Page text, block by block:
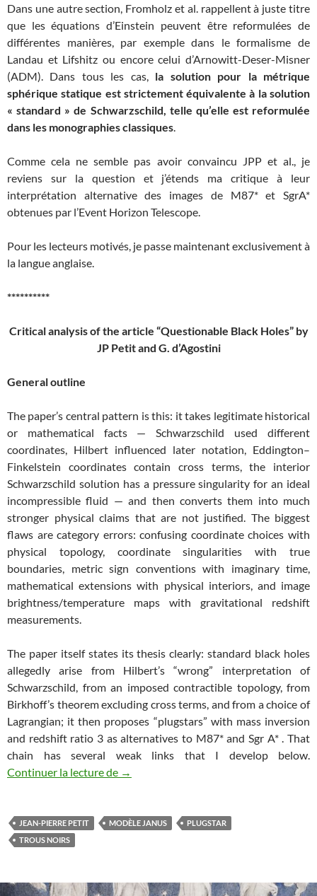
Dans une autre section, Fromholz et al. rappellent à juste titre
que les équations d’Einstein peuvent être reformulées de
différentes manières, par exemple dans le formalisme de
Landau et Lifshitz ou encore celui d’Arnowitt-Deser-Misner
(ADM). Dans tous les cas, la solution pour la métrique
sphérique statique est strictement équivalente à la solution
« standard » de Schwarzschild, telle qu’elle est reformulée
dans les monographies classiques
Comme cela ne semble pas avoir convaincu JPP et al., je
reviens sur la question et j’étends ma critique à leur
interprétation alternative des images de M87* et SgrA*
obtenues par l’Event Horizon Telescope.
Pour les lecteurs motivés, je passe maintenant exclusivement à
la langue anglaise.
**********
Critical analysis of the article “Questionable Black Holes” by
JP Petit and G. d’Agostini
General outline
The paper’s central pattern is this: it takes legitimate historical
or mathematical facts — Schwarzschild used different
coordinates, Hilbert influenced later notation, Eddington–
Finkelstein coordinates contain cross terms, the interior
Schwarzschild solution has a pressure singularity for an ideal
incompressible fluid — and then converts them into much
stronger physical claims that are not justified. The biggest
flaws are category errors: confusing coordinate choices with
physical topology, coordinate singularities with true
boundaries, metric sign conventions with imaginary time,
mathematical extensions with physical interiors, and image
brightness/temperature maps with gravitational redshift
measurements.
The paper itself states its thesis clearly: standard black holes
allegedly arise from Hilbert’s “wrong” interpretation of
Schwarzschild, from an imposed contractible topology, from
Birkhoff’s theorem excluding cross terms, and from a choice of
Lagrangian; it then proposes “plugstars” with mass inversion
and redshift ratio 3 as alternatives to M87* and Sgr A* . That
chain has several weak links that I develop below.
Continuer la lecture de
La pertinence physique et
→
JEAN-PIERRE PETIT MODÈLE JANUS
PLUGSTAR
TROUS NOIRS